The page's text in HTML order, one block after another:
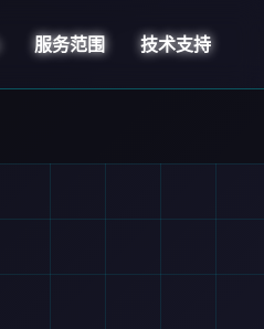
服务范围 技术支持